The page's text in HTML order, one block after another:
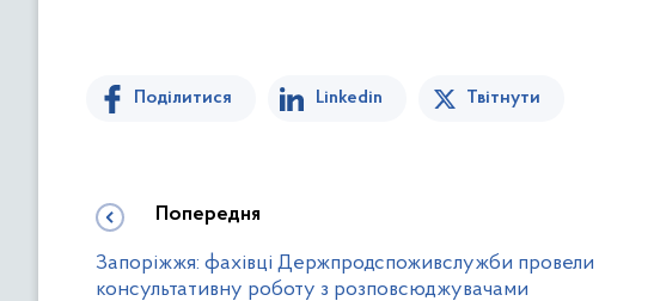
Поділитися Linkedin Твітнути
Попередня
Запоріжжя: фахівці Держпродспоживслужби провели
консультативну роботу з розповсюджувачами